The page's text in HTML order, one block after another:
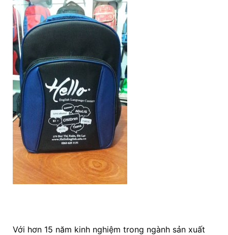
Với hơn 15 năm kinh nghiệm trong ngành sản xuất